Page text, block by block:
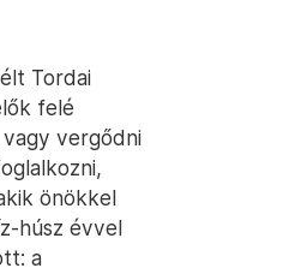
Tordai
felé
vergődni
önökkel
húsz évvel
a